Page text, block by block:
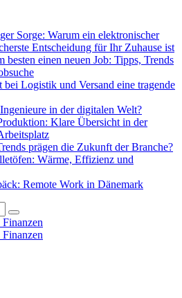
Sorge: Warum ein elektronischer
Entscheidung für Ihr Zuhause ist
besten einen neuen Job: Tipps, Trends
Logistik und Versand eine tragende
in der digitalen Welt?
Klare Übersicht in der
prägen die Zukunft der Branche?
Wärme, Effizienz und
Remote Work in Dänemark